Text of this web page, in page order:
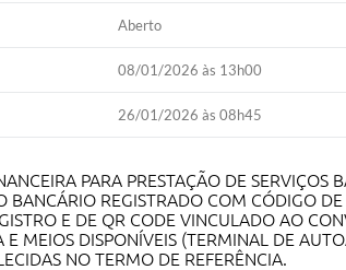
Aberto
08/01/2026 às 13h00
26/01/2026 às 08h45
PARA PRESTAÇÃO DE
BANCÁRIO REGISTRADO COM CÓDIGO
E DE QR CODE VINCULADO AO
E MEIOS DISPONÍVEIS (TERMINAL DE
NO TERMO DE REFERÊNCIA.